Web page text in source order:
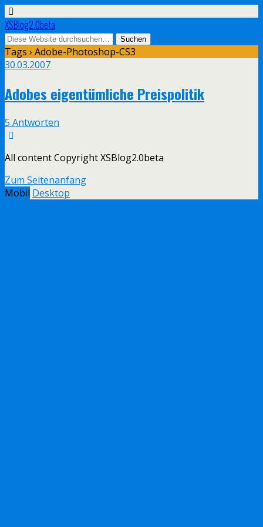
XSBlog2.0beta
Tags › Adobe-Photoshop-CS3
30.03.2007
Adobes eigentümliche Preispolitik
5 Antworten
All content Copyright XSBlog2.0beta
Zum Seitenanfang
Mobil Desktop